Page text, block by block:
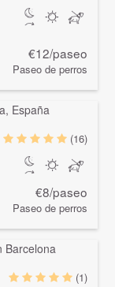
€12/paseo
Paseo de perros
(16)
€8/paseo
Paseo de perros
(1)